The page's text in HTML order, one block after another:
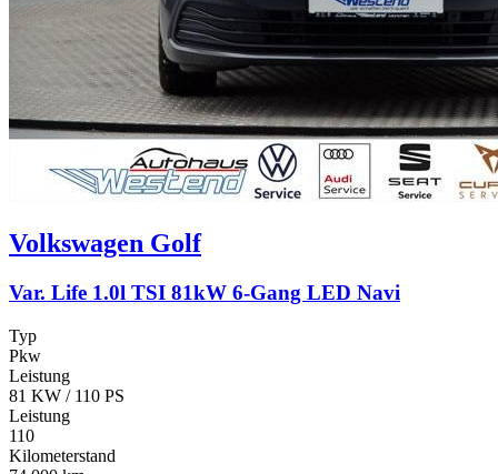
Volkswagen Golf
Var. Life 1.0l TSI 81kW 6-Gang LED Navi
Typ
Pkw
Leistung
81 KW / 110 PS
Leistung
110
Kilometerstand